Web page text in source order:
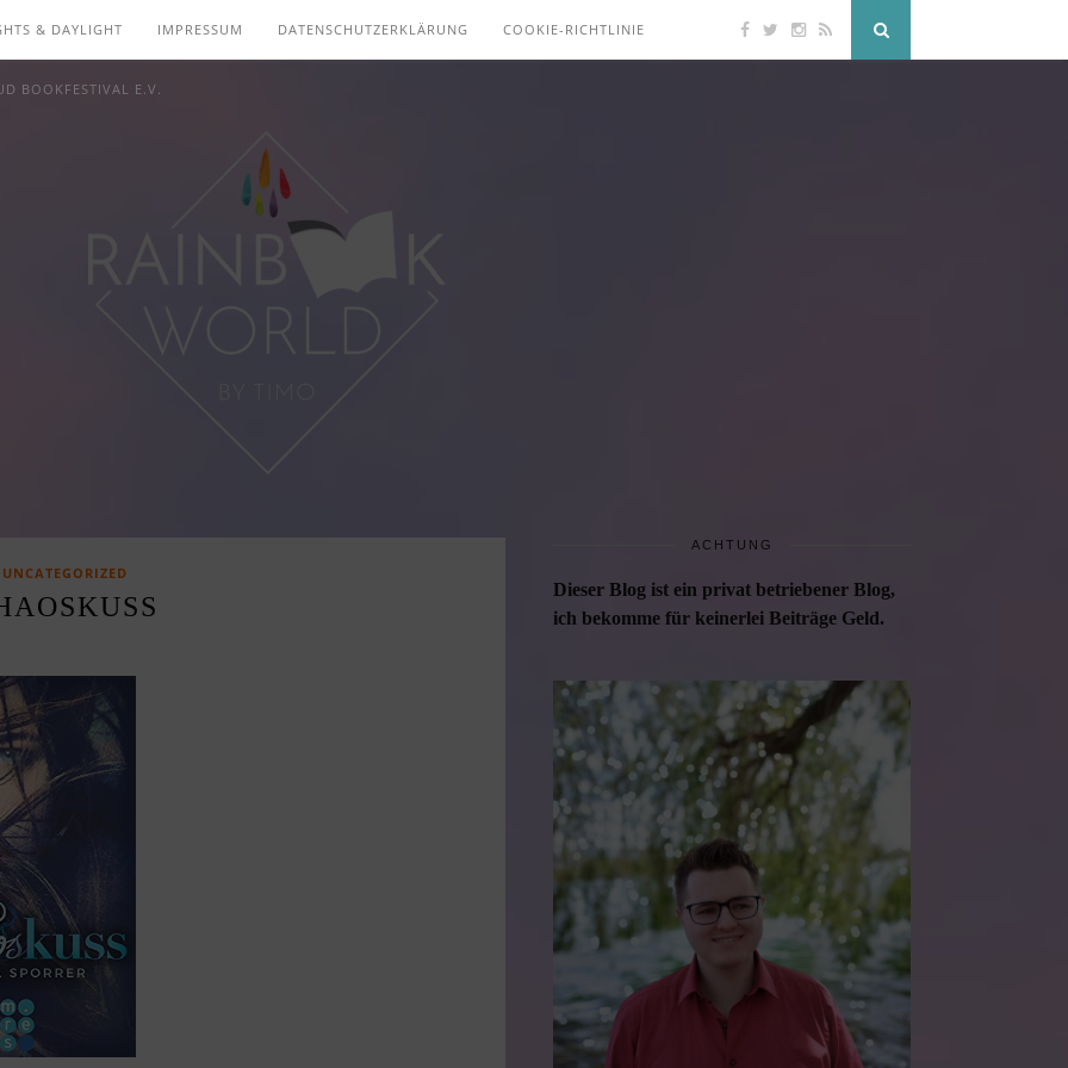
& DAYLIGHT IMPRESSUM DATENSCHUTZERKLÄRUNG COOKIE-RICHTLINIE
BOOKFESTIVAL E.V.
UNCATEGORIZED
ACHTUNG
Dieser Blog ist ein privat betriebener Blog,
ich bekomme für keinerlei Beiträge Geld.